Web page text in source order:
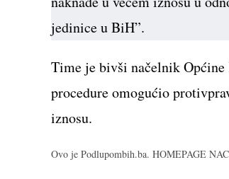
jedinice u BiH”.
Time je bivši načelnik Općine
procedure omogućio
iznosu.
Ovo je Podlupombih.ba. HOMEPAGE